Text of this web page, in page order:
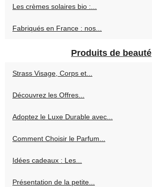
Les crèmes solaires bio :...
Fabriqués en France : nos...
Produits de beauté
Strass Visage, Corps et...
Découvrez les Offres...
Adoptez le Luxe Durable avec...
Comment Choisir le Parfum...
Idées cadeaux : Les...
Présentation de la petite...